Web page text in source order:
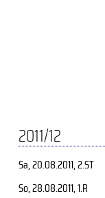
2011/12
Sa, 20.08.2011, 2.ST
So, 28.08.2011, 1.R